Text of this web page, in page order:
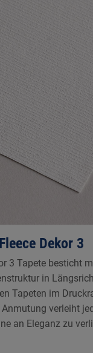
Dekor 3
3 Tapete besticht
in
Tapeten im
verleiht
an Eleganz zu